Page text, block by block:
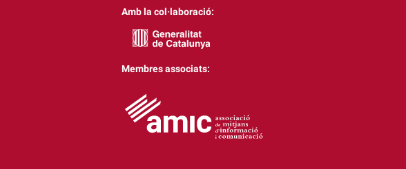
Amb la col·laboració:
Membres associats: